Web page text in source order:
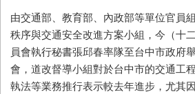
由交通部、教育部、內政部等單位官員
秩序與交通安全改進方案小組，今（十
員會執行秘書張邱春率隊至台中市政府
會，道改督導小組對於台中市的交通工
執法等業務推行表示較去年進步，尤其